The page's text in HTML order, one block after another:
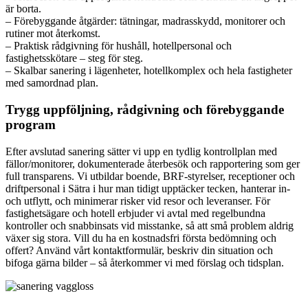
är borta.
– Förebyggande åtgärder: tätningar, madrasskydd, monitorer och
rutiner mot återkomst.
– Praktisk rådgivning för hushåll, hotellpersonal och
fastighetsskötare – steg för steg.
– Skalbar sanering i lägenheter, hotellkomplex och hela fastigheter
med samordnad plan.
Trygg uppföljning, rådgivning och förebyggande
program
Efter avslutad sanering sätter vi upp en tydlig kontrollplan med
fällor/monitorer, dokumenterade återbesök och rapportering som ger
full transparens. Vi utbildar boende, BRF-styrelser, receptioner och
driftpersonal i Sätra i hur man tidigt upptäcker tecken, hanterar in-
och utflytt, och minimerar risker vid resor och leveranser. För
fastighetsägare och hotell erbjuder vi avtal med regelbundna
kontroller och snabbinsats vid misstanke, så att små problem aldrig
växer sig stora. Vill du ha en kostnadsfri första bedömning och
offert? Använd vårt kontaktformulär, beskriv din situation och
bifoga gärna bilder – så återkommer vi med förslag och tidsplan.